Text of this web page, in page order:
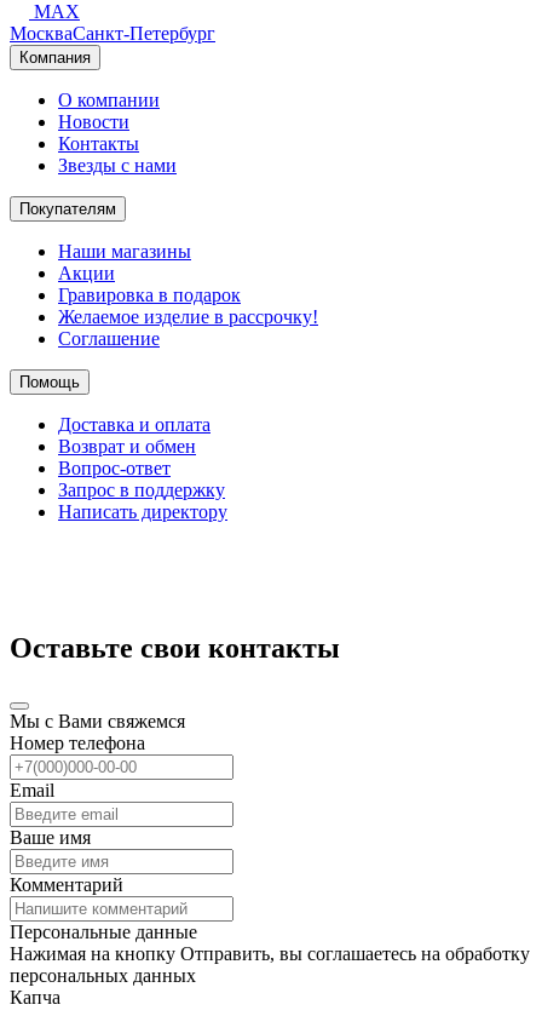
MAX
МоскваСанкт-Петербург
Компания
О компании
Новости
Контакты
Звезды с нами
Покупателям
Наши магазины
Акции
Гравировка в подарок
Желаемое изделие в рассрочку!
Соглашение
Помощь
Доставка и оплата
Возврат и обмен
Вопрос-ответ
Запрос в поддержку
Написать директору
Оставьте свои контакты
Мы с Вами свяжемся
Номер телефона
Email
Ваше имя
Комментарий
Персональные данные
Нажимая на кнопку Отправить, вы соглашаетесь на обработку
персональных данных
Капча